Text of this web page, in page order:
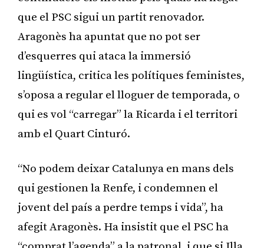
que el PSC sigui un partit renovador.
Aragonès ha apuntat que no pot ser
d’esquerres qui ataca la immersió
lingüística, critica les polítiques feministes,
s’oposa a regular el lloguer de temporada, o
qui es vol “carregar” la Ricarda i el territori
amb el Quart Cinturó.
“No podem deixar Catalunya en mans dels
qui gestionen la Renfe, i condemnen el
jovent del país a perdre temps i vida”, ha
afegit Aragonès. Ha insistit que el PSC ha